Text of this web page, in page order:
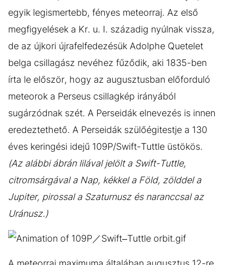
egyik legismertebb, fényes meteorraj. Az első
megfigyelések a Kr. u. I. századig nyúlnak vissza,
de az újkori újrafelfedezésük Adolphe Quetelet
belga csillagász nevéhez fűződik, aki 1835-ben
írta le először, hogy az augusztusban előforduló
meteorok a Perseus csillagkép irányából
sugárzódnak szét. A Perseidák elnevezés is innen
eredeztethető. A Perseidák szülőégitestje a 130
éves keringési idejű 109P/Swift-Tuttle üstökös.
(Az alábbi ábrán lilával jelölt a Swift-Tuttle,
citromsárgával a Nap, kékkel a Föld, zölddel a
Jupiter, pirossal a Szaturnusz és naranccsal az
Uránusz.)